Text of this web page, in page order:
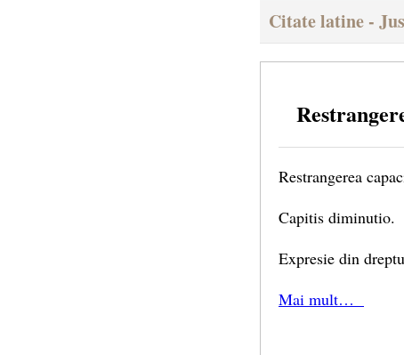
Citate latine -
Restrangerea
Capitis diminutio.
Expresie din
Mai mult…